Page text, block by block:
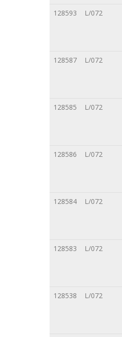
128593 L/072
128587 L/072
128585 L/072
128586 L/072
128584 L/072
128583 L/072
128538 L/072